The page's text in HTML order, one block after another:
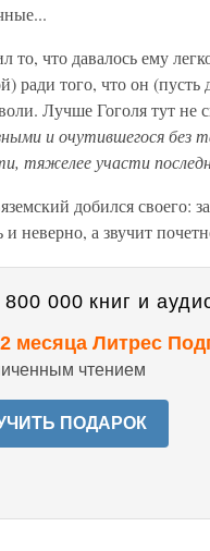
то, что давалось ему
ради того, что он
Лучше Гоголя тут не
и очутившегося без
тяжелее участи
добился своего:
неверно, а звучит
000 книг и
2 месяца Литрес
чтением
ПОДАРОК